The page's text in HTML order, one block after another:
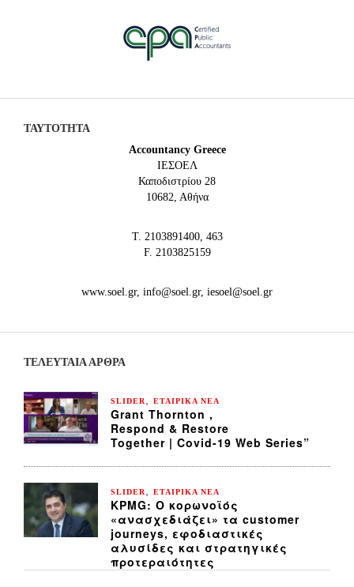
ΤΑΥΤΟΤΗΤΑ
Accountancy Greece
IEΣΟΕΛ
Καποδιστρίου 28
10682, Αθήνα
Τ. 2103891400, 463
F. 2103825159
www.soel.gr, info@soel.gr, iesoel@soel.gr
ΤΕΛΕΥΤΑΙΑ ΆΡΘΡΑ
SLIDER ΕΤΑΙΡΙΚΑ ΝΕΑ
Grant Thornton ,
Respond & Restore
Together | Covid-19 Web Series”
SLIDER ΕΤΑΙΡΙΚΑ ΝΕΑ
KPMG: Ο κορωνοϊός
«ανασχεδιάζει» τα customer
journeys, εφοδιαστικές
αλυσίδες και στρατηγικές
προτεραιότητες